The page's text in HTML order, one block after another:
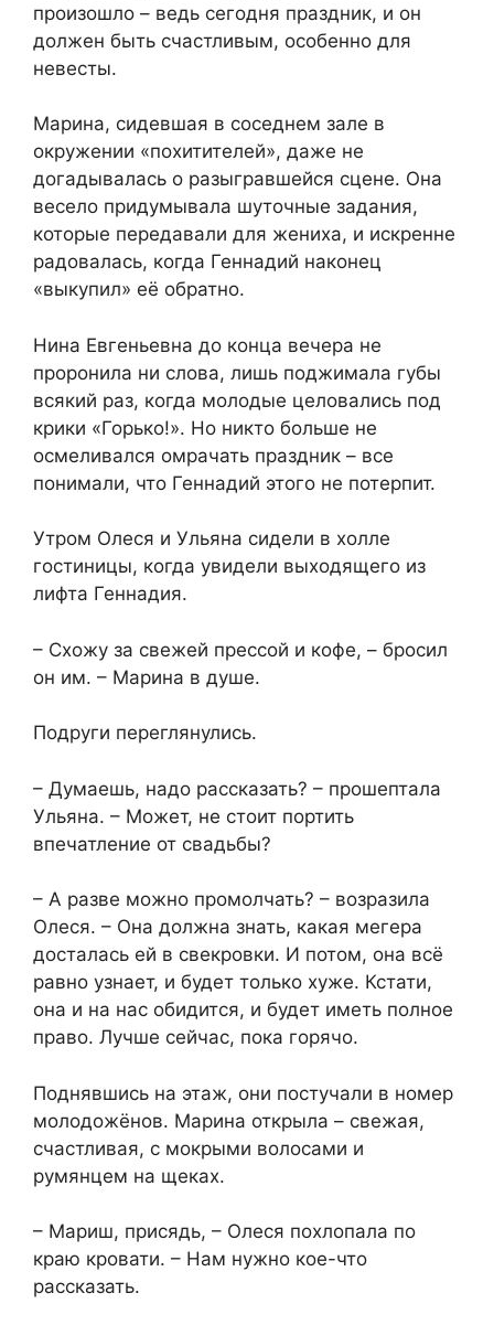
произошло – ведь сегодня праздник, и он
должен быть счастливым, особенно для
невесты.
Марина, сидевшая в соседнем зале в
окружении «похитителей», даже не
догадывалась о разыгравшейся сцене. Она
весело придумывала шуточные задания,
которые передавали для жениха, и искренне
радовалась, когда Геннадий наконец
«выкупил» её обратно.
Нина Евгеньевна до конца вечера не
проронила ни слова, лишь поджимала губы
всякий раз, когда молодые целовались под
крики «Горько!». Но никто больше не
осмеливался омрачать праздник – все
понимали, что Геннадий этого не потерпит.
Утром Олеся и Ульяна сидели в холле
гостиницы, когда увидели выходящего из
лифта Геннадия.
– Схожу за свежей прессой и кофе, – бросил
он им. – Марина в душе.
Подруги переглянулись.
– Думаешь, надо рассказать? – прошептала
Ульяна. – Может, не стоит портить
впечатление от свадьбы?
– А разве можно промолчать? – возразила
Олеся. – Она должна знать, какая мегера
досталась ей в свекровки. И потом, она всё
равно узнает, и будет только хуже. Кстати,
она и на нас обидится, и будет иметь полное
право. Лучше сейчас, пока горячо.
Поднявшись на этаж, они постучали в номер
молодожёнов. Марина открыла – свежая,
счастливая, с мокрыми волосами и
румянцем на щеках.
– Мариш, присядь, – Олеся похлопала по
краю кровати. – Нам нужно кое-что
рассказать.